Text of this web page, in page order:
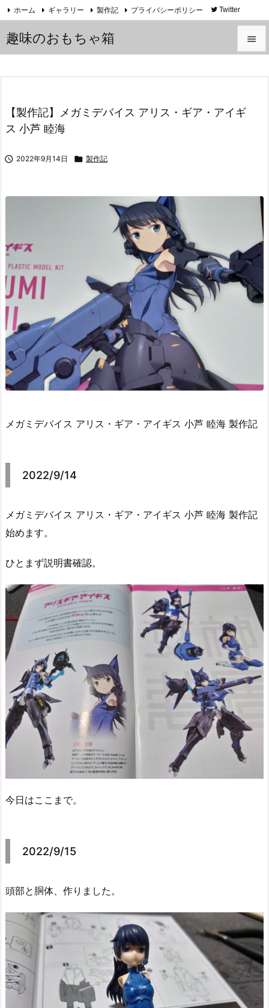
趣味のおもちゃ箱 
メニュ
サイド
ホーム ギャラリー 製作記 プライバシーポリシー Twitter
【製作記】メガミデバイス アリス・ギア・アイギ
ス 小芦 睦海
 2022年9月14日  製作記
メガミデバイス アリス・ギア・アイギス 小芦 睦海 製作記
2022/9/14
メガミデバイス アリス・ギア・アイギス 小芦 睦海 製作記
始めます。
ひとまず説明書確認。
今日はここまで。
2022/9/15
頭部と胴体、作りました。